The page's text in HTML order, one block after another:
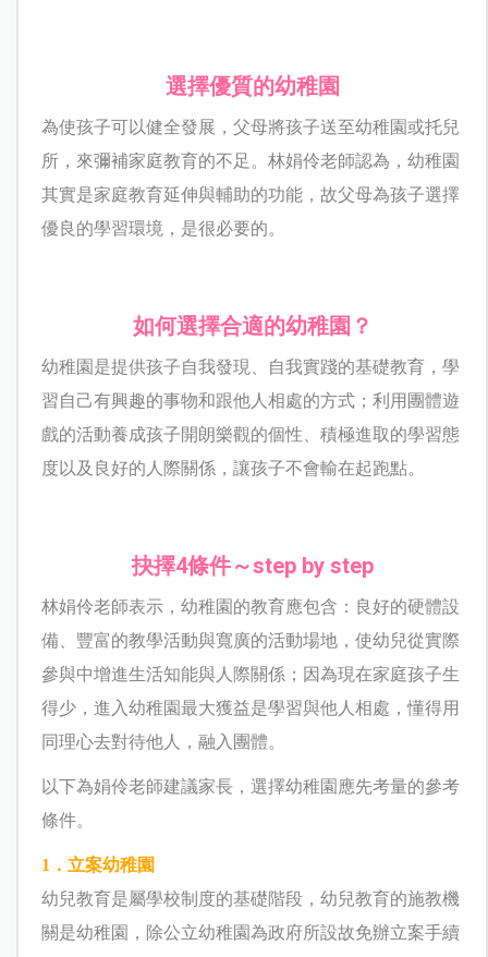
選擇優質的幼稚園
為使孩子可以健全發展，父母將孩子送至幼稚園或托兒
所，來彌補家庭教育的不足。林娟伶老師認為，幼稚園
其實是家庭教育延伸與輔助的功能，故父母為孩子選擇
優良的學習環境，是很必要的。
如何選擇合適的幼稚園？
幼稚園是提供孩子自我發現、自我實踐的基礎教育，學
習自己有興趣的事物和跟他人相處的方式；利用團體遊
戲的活動養成孩子開朗樂觀的個性、積極進取的學習態
度以及良好的人際關係，讓孩子不會輸在起跑點。
抉擇4條件～step by step
林娟伶老師表示，幼稚園的教育應包含：良好的硬體設
備、豐富的教學活動與寬廣的活動場地，使幼兒從實際
參與中增進生活知能與人際關係；因為現在家庭孩子生
得少，進入幼稚園最大獲益是學習與他人相處，懂得用
同理心去對待他人，融入團體。
以下為娟伶老師建議家長，選擇幼稚園應先考量的參考
條件。
1．立案幼稚園
幼兒教育是屬學校制度的基礎階段，幼兒教育的施教機
關是幼稚園，除公立幼稚園為政府所設故免辦立案手續